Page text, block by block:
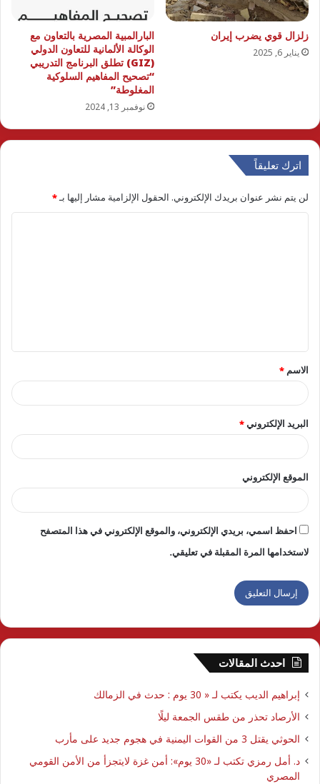
زلزال قوي يضرب إيران
يناير 6, 2025
البارالمبية المصرية بالتعاون مع
الوكالة الألمانية للتعاون الدولي
(GIZ) تطلق البرنامج التدريبي
“تصحيح المفاهيم السلوكية
المغلوطة”
نوفمبر 13, 2024
اترك تعليقاً
لن يتم نشر عنوان بريدك الإلكتروني. الحقول الإلزامية مشار إليها بـ*
ق
*
الاسم *
البريد الإلكتروني*
الموقع الإلكتروني
احفظ اسمي، بريدي الإلكتروني، والموقع الإلكتروني في هذا المتصفح
لاستخدامها المرة المقبلة في تعليقي.
احدث المقالات
إبراهيم الديب يكتب لـ « 30 يوم : حدث في الزمالك
الأرصاد تحذر من طقس الجمعة ليلًا
الحوثي يقتل 3 من القوات اليمنية في هجوم جديد على مأرب
د. أمل رمزي تكتب لـ «30 يوم»: أمن غزة لايتجزأ من الأمن القومي
المصري